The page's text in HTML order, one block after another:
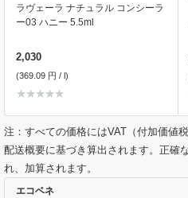
ラヴェーラ ナチュラル コンシーラ
ー03 ハニー 5.5ml
2,030
(369.09 円 / l)
注：すべての価格にはVAT（付加価値
配送概要に基づき算出されます。正確
れ、加算されます。
エコベネ